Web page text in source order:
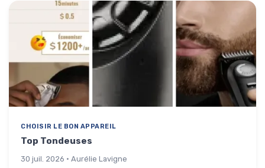
CHOISIR LE BON APPAREIL
Top Tondeuses
30 juil. 2026 · Aurélie Lavigne